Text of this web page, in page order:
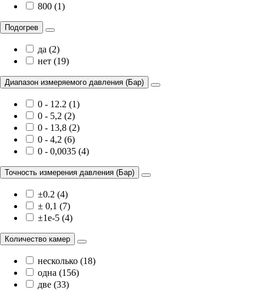
800 (1)
Подогрев
да (2)
нет (19)
Диапазон измеряемого давления (Бар)
0 - 12.2 (1)
0 - 5,2 (2)
0 - 13,8 (2)
0 - 4,2 (6)
0 - 0,0035 (4)
Точность измерения давления (Бар)
±0.2 (4)
± 0,1 (7)
±1e-5 (4)
Количество камер
несколько (18)
одна (156)
две (33)